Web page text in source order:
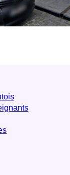
l'article "Un hôtel